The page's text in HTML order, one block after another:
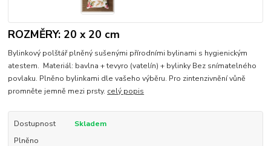
ROZMĚRY: 20 x 20 cm
Bylinkový polštář plněný sušenými přírodními bylinami s hygienickým
atestem. Materiál: bavlna + tevyro (vatelín) + bylinky Bez snímatelného
povlaku. Plněno bylinkami dle vašeho výběru. Pro zintenzivnění vůně
promněte jemně mezi prsty. celý popis
Dostupnost
Skladem
Plněno